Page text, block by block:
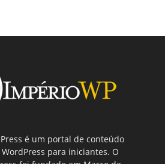
é um portal de conteúdo
para iniciantes. O